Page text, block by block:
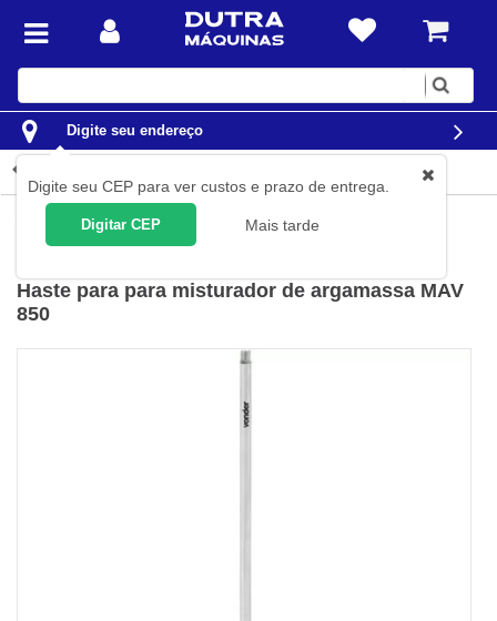
Digite
Digite seu endereço
Digite seu CEP para ver custos e prazo de entrega.
Digitar CEP Mais tarde
Ferramentas Ferramentas Elétricas Misturadores Elétricos
Haste para para misturador de argamassa MAV
850